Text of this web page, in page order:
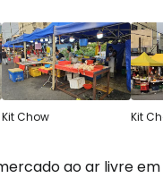
Kit Chow Kit
ao ar livre